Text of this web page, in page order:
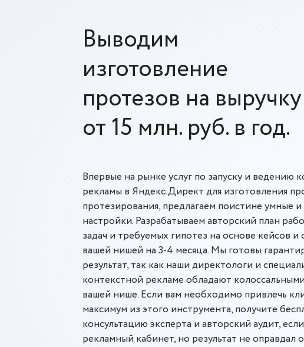
Выводим
изготовление
протезов на выручку
от 15 млн. руб. в год.
Впервые на рынке услуг по запуску и ведению
рекламы в Яндекс.Директ для изготовления
протезирования, предлагаем поистине умные
настройки. Разрабатываем авторский план
задач и требуемых гипотез на основе кейсов
вашей нишей на 3-4 месяца. Мы готовы
результат, так как наши директологи и
контекстной рекламе обладают
вашей нише. Если вам необходимо привлечь
максимум из этого инструмента, получите
консультацию эксперта и авторский аудит,
рекламный кабинет, но результат не оправдал